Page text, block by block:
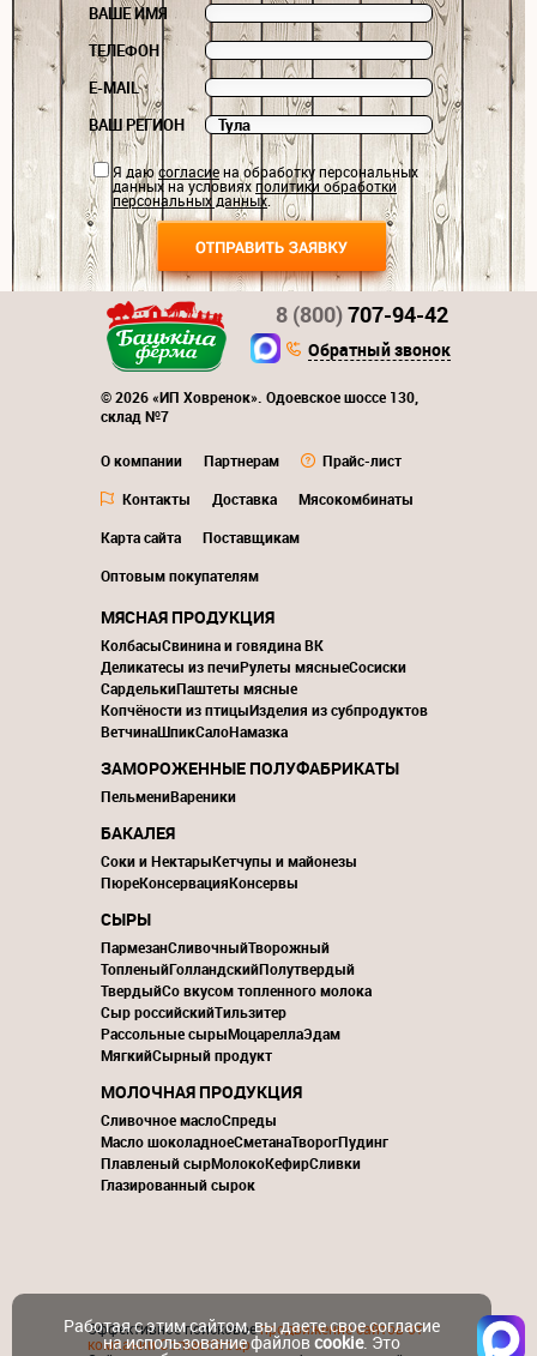
ВАШЕ ИМЯ
ТЕЛЕФОН
E-MAIL
ВАШ РЕГИОН
Я даюсогласиена обработку персональных
данных на условияхполитики обработки
персональных данных.
© 2026 «ИП Ховренок». Одоевское шоссе 130,
склад №7
О компании Партнерам
Прайс-лист
Контакты
Доставка
Мясокомбинаты
Карта сайта
Поставщикам
Оптовым покупателям
8 (800)707-94-42
Обратный звонок
МЯСНАЯ ПРОДУКЦИЯ
КолбасыСвинина и говядина ВК
Деликатесы из печиРулеты мясныеСосиски
СарделькиПаштеты мясные
Копчёности из птицыИзделия из субпродуктов
ВетчинаШпикСалоНамазка
ЗАМОРОЖЕННЫЕ ПОЛУФАБРИКАТЫ
ПельмениВареники
БАКАЛЕЯ
Соки и НектарыКетчупы и майонезы
ПюреКонсервацияКонсервы
СЫРЫ
ПармезанСливочныйТворожный
ТопленыйГолландскийПолутвердый
ТвердыйСо вкусом топленного молока
Сыр российскийТильзитер
Рассольные сырыМоцареллаЭдам
МягкийСырный продукт
МОЛОЧНАЯ ПРОДУКЦИЯ
Сливочное маслоСпреды
Масло шоколадноеСметанаТворогПудинг
Плавленый сырМолокоКефирСливки
Глазированный сырок
Эффективное поисковоепродвижение сайтов от
компании ContactGroup
Работая с этим сайтом, вы даете свое согласие
на использование файловcookie. Это